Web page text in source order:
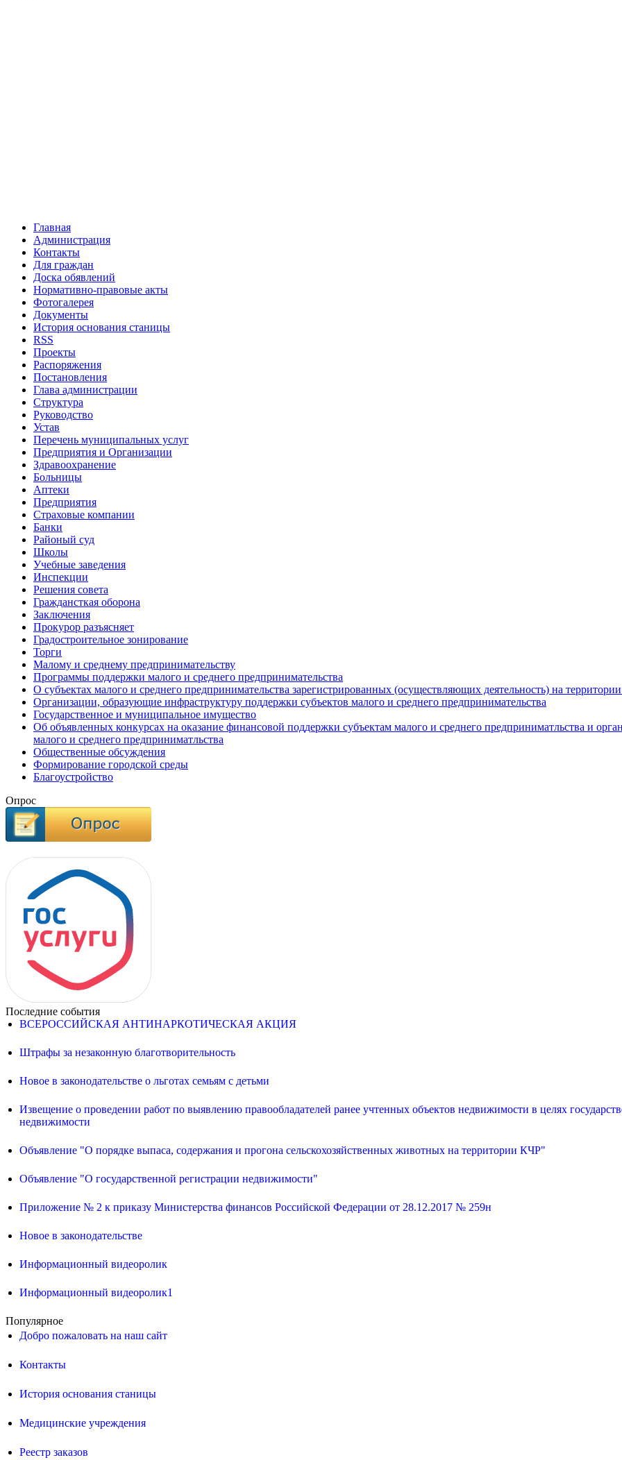
Главная
Администрация
Контакты
Для граждан
Доска обявлений
Нормативно-правовые акты
Фотогалерея
Документы
История основания станицы
RSS
Проекты
Распоряжения
Постановления
Глава администрации
Структура
Руководство
Устав
Перечень муниципальных услуг
Предприятия и Организации
Здравоохранение
Больницы
Аптеки
Предприятия
Страховые компании
Банки
Районый суд
Школы
Учебные заведения
Инспекции
Решения совета
Граждансткая оборона
Заключения
Прокурор разъясняет
Градостроительное зонирование
Торги
Малому и среднему предпринимательству
Программы поддержки малого и среднего предпринимательства
О субъектах малого и среднего предпринимательства зарегистрированных (осуществляющих деятельность) на
Организации, образующие инфраструктуру поддержки субъектов малого и среднего предпринимательства
Государственное и муниципальное имущество
Об объявленных конкурсах на оказание финансовой поддержки субъектам малого и среднего предприниматльства и
малого и среднего предприниматльства
Общественные обсуждения
Формирование городской среды
Благоустройство
Опрос
Последние события
ВСЕРОССИЙСКАЯ АНТИНАРКОТИЧЕСКАЯ АКЦИЯ
Штрафы за незаконную благотворительность
Новое в законодательстве о льготах семьям с детьми
Извещение о проведении работ по выявлению правообладателей ранее учтенных объектов недвижимости в целях
недвижимости
Объявление "О порядке выпаса, содержания и прогона сельскохозяйственных животных на территории КЧР"
Объявление "О государственной регистрации недвижимости"
Приложение № 2 к приказу Министерства финансов Российской Федерации от 28.12.2017 № 259н
Новое в законодательстве
Информационный видеоролик
Информационный видеоролик1
Популярное
Добро пожаловать на наш сайт
Контакты
История основания станицы
Медицинские учреждения
Реестр заказов